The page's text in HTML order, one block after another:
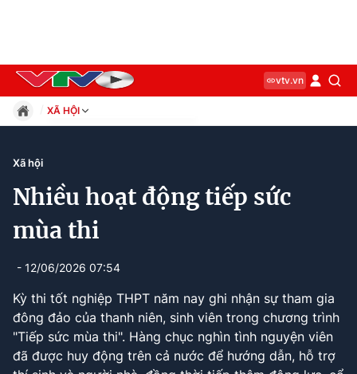
vtv.vn
XÃ HỘI
Xã hội
Kinh tế
Thế giới
Công nghệ
Current
0:12 / Duration
1:41
Xã hội
Nhiều hoạt động tiếp sức
mùa thi
- 12/06/2026 07:54
Kỳ thi tốt nghiệp THPT năm nay ghi nhận sự tham gia
đông đảo của thanh niên, sinh viên trong chương trình
"Tiếp sức mùa thi". Hàng chục nghìn tình nguyện viên
đã được huy động trên cả nước để hướng dẫn, hỗ trợ